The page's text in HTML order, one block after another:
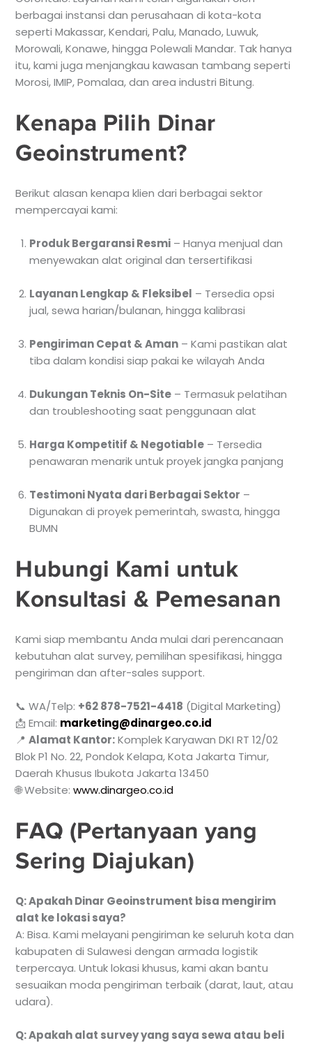
berbagai instansi dan perusahaan di kota-kota
seperti Makassar, Kendari, Palu, Manado, Luwuk,
Morowali, Konawe, hingga Polewali Mandar. Tak hanya
itu, kami juga menjangkau kawasan tambang seperti
Morosi, IMIP, Pomalaa, dan area industri Bitung.
Kenapa Pilih Dinar
Geoinstrument?
Berikut alasan kenapa klien dari berbagai sektor
mempercayai kami:
Produk Bergaransi Resmi – Hanya menjual dan
menyewakan alat original dan tersertifikasi
Layanan Lengkap & Fleksibel – Tersedia opsi
jual, sewa harian/bulanan, hingga kalibrasi
Pengiriman Cepat & Aman – Kami pastikan alat
tiba dalam kondisi siap pakai ke wilayah Anda
Dukungan Teknis On-Site – Termasuk pelatihan
dan troubleshooting saat penggunaan alat
Harga Kompetitif & Negotiable – Tersedia
penawaran menarik untuk proyek jangka panjang
Testimoni Nyata dari Berbagai Sektor –
Digunakan di proyek pemerintah, swasta, hingga
BUMN
Hubungi Kami untuk
Konsultasi & Pemesanan
Kami siap membantu Anda mulai dari perencanaan
kebutuhan alat survey, pemilihan spesifikasi, hingga
pengiriman dan after-sales support.
📞 WA/Telp: +62 878-7521-4418 (Digital Marketing)
📩 Email: marketing@dinargeo.co.id
📍Alamat Kantor:Komplek Karyawan DKI RT 12/02
Blok P1 No. 22, Pondok Kelapa, Kota Jakarta Timur,
Daerah Khusus Ibukota Jakarta 13450
🌐 Website:www.dinargeo.co.id
FAQ (Pertanyaan yang
Sering Diajukan)
Q: Apakah Dinar Geoinstrument bisa mengirim
alat ke lokasi saya?
A: Bisa. Kami melayani pengiriman ke seluruh kota dan
kabupaten di Sulawesi dengan armada logistik
terpercaya. Untuk lokasi khusus, kami akan bantu
sesuaikan moda pengiriman terbaik (darat, laut, atau
udara).
Q: Apakah alat survey yang saya sewa atau beli